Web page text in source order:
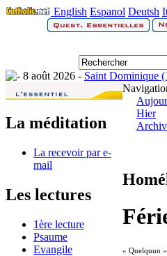
English Espanol Deutsh
8 août 2026 - Saint Dominique
La méditation
La recevoir par e-
mail
Les lectures
1ère lecture
Psaume
Evangile
Hier
« Quelquun